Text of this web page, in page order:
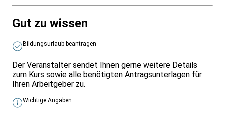
Gut zu wissen
Bildungsurlaub beantragen
Der Veranstalter sendet Ihnen gerne weitere Details
zum Kurs sowie alle benötigten Antragsunterlagen für
Ihren Arbeitgeber zu.
Wichtige Angaben